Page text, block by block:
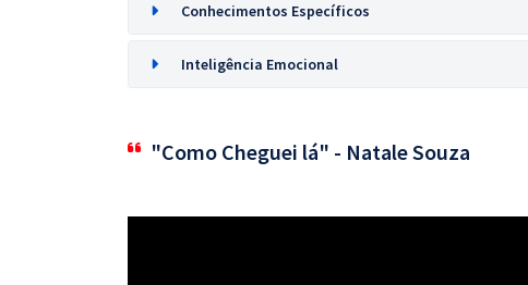
Conhecimentos Específicos
Inteligência Emocional
"Como Cheguei lá" - Natale Souza